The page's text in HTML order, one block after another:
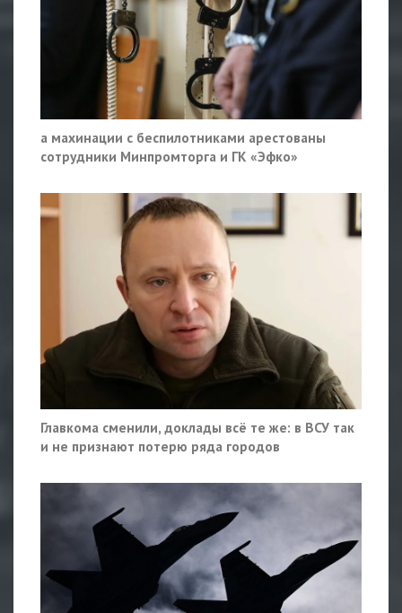
а махинации с беспилотниками арестованы
сотрудники Минпромторга и ГК «Эфко»
Главкома сменили, доклады всё те же: в ВСУ так
и не признают потерю ряда городов